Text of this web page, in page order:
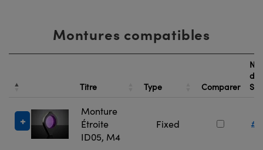
Montures compatibles
Titre Type Comparer
de
Monture
Étroite
ID05, M4
Fixed